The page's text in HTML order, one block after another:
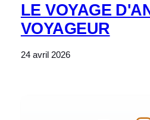
LE VOYAGE
VOYAGEUR
24 avril 2026